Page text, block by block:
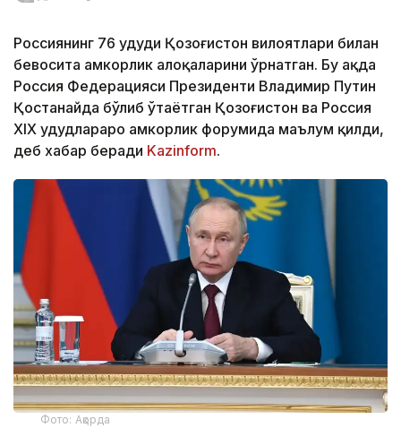
Россиянинг 76 ҳудуди Қозоғистон вилоятлари билан
бевосита ҳамкорлик алоқаларини ўрнатган. Бу ҳақда
Россия Федерацияси Президенти Владимир Путин
Қостанайда бўлиб ўтаётган Қозоғистон ва Россия
XIX ҳудудлараро ҳамкорлик форумида маълум қилди,
деб хабар беради Kazinform.
Фото: Ақорда